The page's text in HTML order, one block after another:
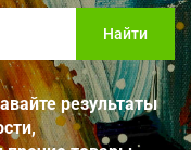
Найти
результаты